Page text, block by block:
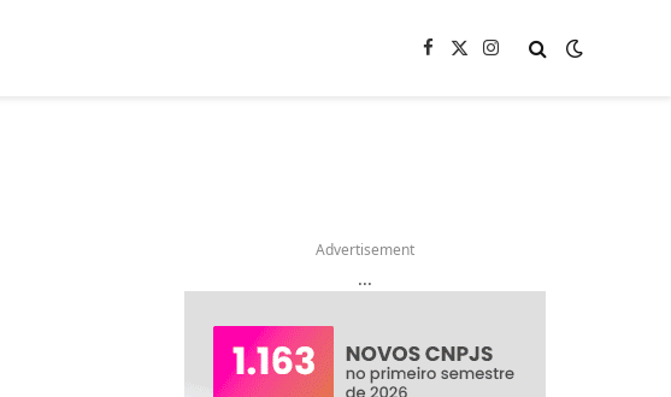
Facebook
X
Instagram
Advertisement
...